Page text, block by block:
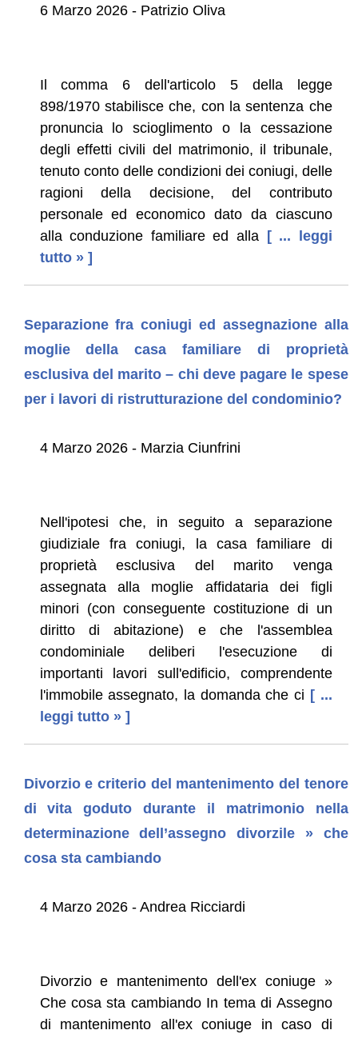
6 Marzo 2026 - Patrizio Oliva
Il comma 6 dell'articolo 5 della legge
898/1970 stabilisce che, con la sentenza che
pronuncia lo scioglimento o la cessazione
degli effetti civili del matrimonio, il tribunale,
tenuto conto delle condizioni dei coniugi, delle
ragioni della decisione, del contributo
personale ed economico dato da ciascuno
alla conduzione familiare ed alla [ ... leggi
tutto » ]
Separazione fra coniugi ed assegnazione alla
moglie della casa familiare di proprietà
esclusiva del marito – chi deve pagare le spese
per i lavori di ristrutturazione del condominio?
4 Marzo 2026 - Marzia Ciunfrini
Nell'ipotesi che, in seguito a separazione
giudiziale fra coniugi, la casa familiare di
proprietà esclusiva del marito venga
assegnata alla moglie affidataria dei figli
minori (con conseguente costituzione di un
diritto di abitazione) e che l'assemblea
condominiale deliberi l'esecuzione di
importanti lavori sull'edificio, comprendente
l'immobile assegnato, la domanda che ci [ ...
leggi tutto » ]
Divorzio e criterio del mantenimento del tenore
di vita goduto durante il matrimonio nella
determinazione dell’assegno divorzile » che
cosa sta cambiando
4 Marzo 2026 - Andrea Ricciardi
Divorzio e mantenimento dell'ex coniuge »
Che cosa sta cambiando In tema di Assegno
di mantenimento all'ex coniuge in caso di